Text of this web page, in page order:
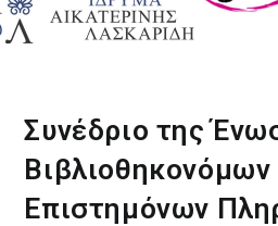
Συνέδριο της
Βιβλιοθηκονόμων
Επιστημόνων